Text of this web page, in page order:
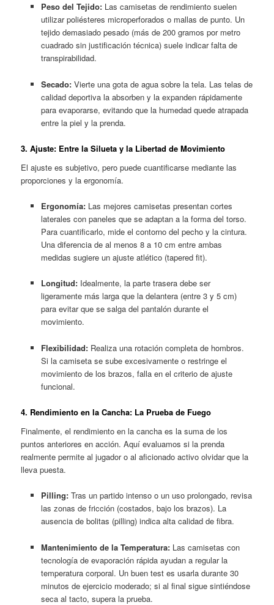
Peso del Tejido:Las camisetas de rendimiento suelen
utilizar poliésteres microperforados o mallas de punto. Un
tejido demasiado pesado (más de 200 gramos por metro
cuadrado sin justificación técnica) suele indicar falta de
transpirabilidad.
Secado:Vierte una gota de agua sobre la tela. Las telas de
calidad deportiva la absorben y la expanden rápidamente
para evaporarse, evitando que la humedad quede atrapada
entre la piel y la prenda.
3. Ajuste: Entre la Silueta y la Libertad de Movimiento
El ajuste es subjetivo, pero puede cuantificarse mediante las
proporciones y la ergonomía.
Ergonomía:Las mejores camisetas presentan cortes
laterales con paneles que se adaptan a la forma del torso.
Para cuantificarlo, mide el contorno del pecho y la cintura.
Una diferencia de al menos 8 a 10 cm entre ambas
medidas sugiere un ajuste atlético (tapered fit).
Longitud:Idealmente, la parte trasera debe ser
ligeramente más larga que la delantera (entre 3 y 5 cm)
para evitar que se salga del pantalón durante el
movimiento.
Flexibilidad:Realiza una rotación completa de hombros.
Si la camiseta se sube excesivamente o restringe el
movimiento de los brazos, falla en el criterio de ajuste
funcional.
4. Rendimiento en la Cancha: La Prueba de Fuego
Finalmente, el rendimiento en la cancha es la suma de los
puntos anteriores en acción. Aquí evaluamos si la prenda
realmente permite al jugador o al aficionado activo olvidar que la
lleva puesta.
Pilling:Tras un partido intenso o un uso prolongado, revisa
las zonas de fricción (costados, bajo los brazos). La
ausencia de bolitas (pilling) indica alta calidad de fibra.
Mantenimiento de la Temperatura:Las camisetas con
tecnología de evaporación rápida ayudan a regular la
temperatura corporal. Un buen test es usarla durante 30
minutos de ejercicio moderado; si al final sigue sintiéndose
seca al tacto, supera la prueba.